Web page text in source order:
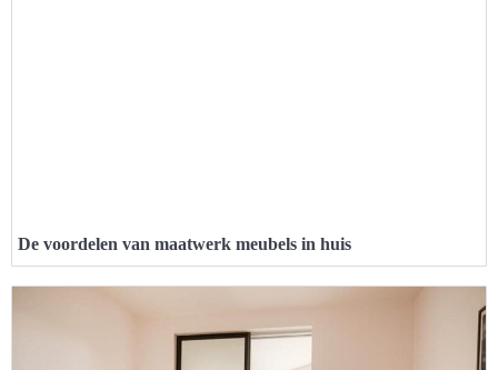
De voordelen van maatwerk meubels in huis